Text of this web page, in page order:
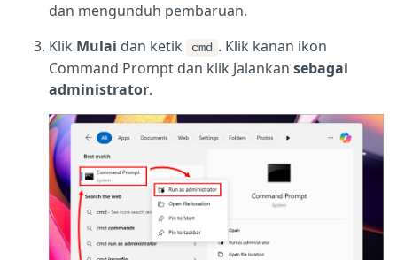
dan mengunduh pembaruan.
Klik Mulai dan ketik cmd . Klik kanan ikon
Command Prompt dan klik Jalankan sebagai
administrator.